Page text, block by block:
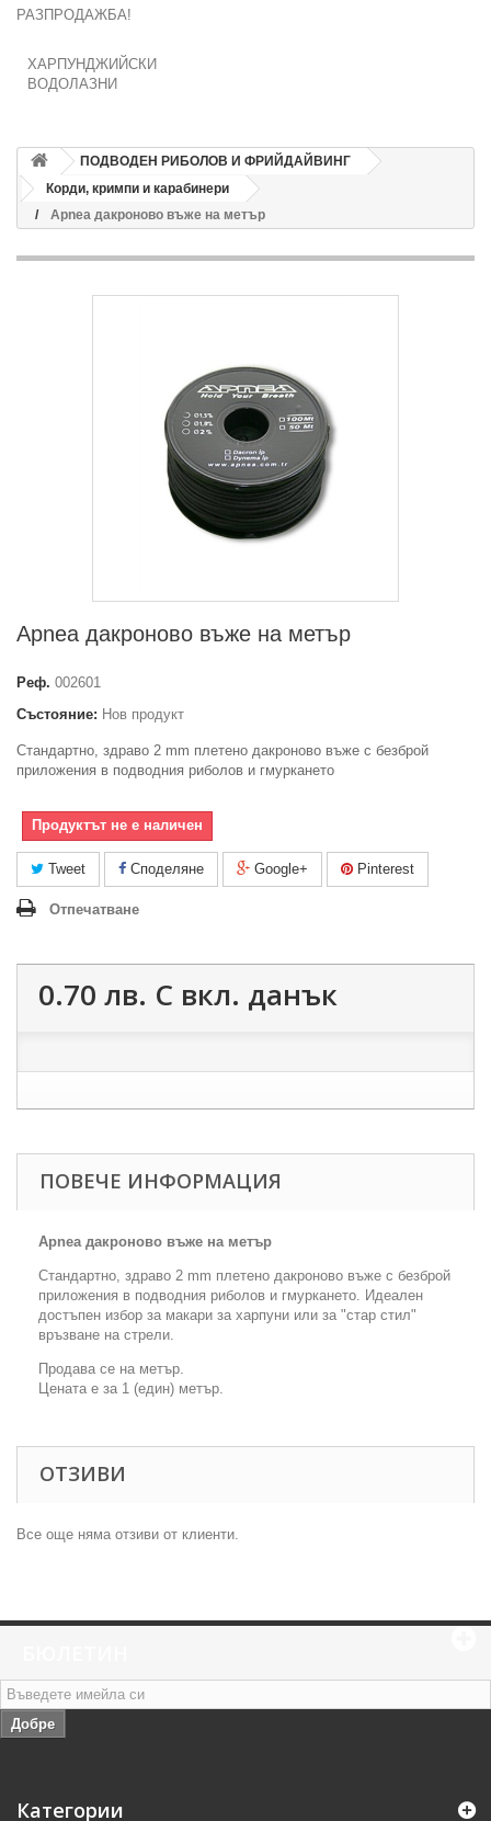
РАЗПРОДАЖБА!
ХАРПУНДЖИЙСКИ
ВОДОЛАЗНИ
ПОДВОДЕН РИБОЛОВ И ФРИЙДАЙВИНГ
Корди, кримпи и карабинери
Apnea дакроново въже на метър
Apnea дакроново въже на метър
Реф. 002601
Състояние: Нов продукт
Стандартно, здраво 2 mm плетено дакроново въже с безброй
приложения в подводния риболов и гмуркането
Продуктът не е наличен
Tweet Споделяне Google+ Pinterest
Отпечатване
0.70 лв. С вкл. данък
ПОВЕЧЕ ИНФОРМАЦИЯ
Apnea дакроново въже на метър
Стандартно, здраво 2 mm плетено дакроново въже с безброй
приложения в подводния риболов и гмуркането. Идеален
достъпен избор за макари за харпуни или за "стар стил"
връзване на стрели.
Продава се на метър.
Цената е за 1 (един) метър.
ОТЗИВИ
Все още няма отзиви от клиенти.
Добре
Категории